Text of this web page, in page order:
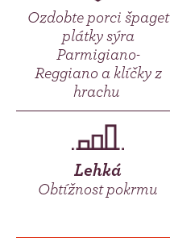
Ozdobte porci špaget
plátky sýra
Parmigiano-
Reggiano a klíčky z
hrachu
Lehká
Obtížnost pokrmu